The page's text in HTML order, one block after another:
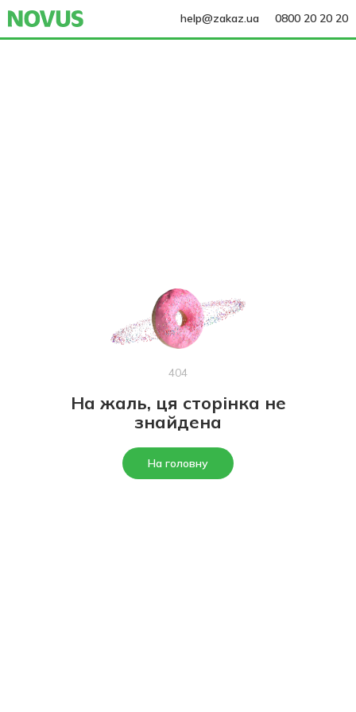
help@zakaz.ua 0800 20 20 20
404
На жаль, ця сторінка не
знайдена
На головну